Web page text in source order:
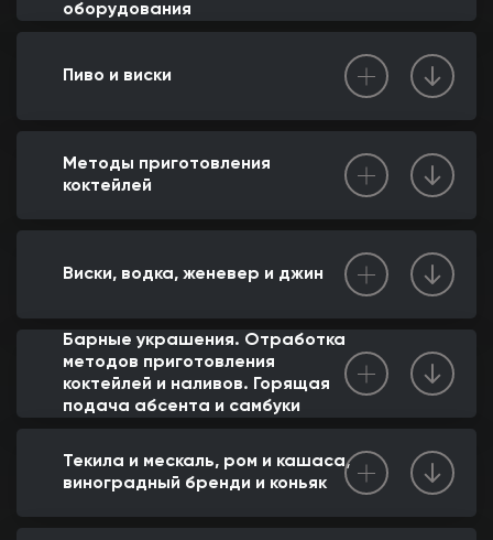
оборудования
Пиво и виски
Методы приготовления
коктейлей
Виски, водка, женевер и джин
Барные украшения. Отработка
методов приготовления
коктейлей и наливов. Горящая
подача абсента и самбуки
Текила и мескаль, ром и кашаса,
виноградный бренди и коньяк